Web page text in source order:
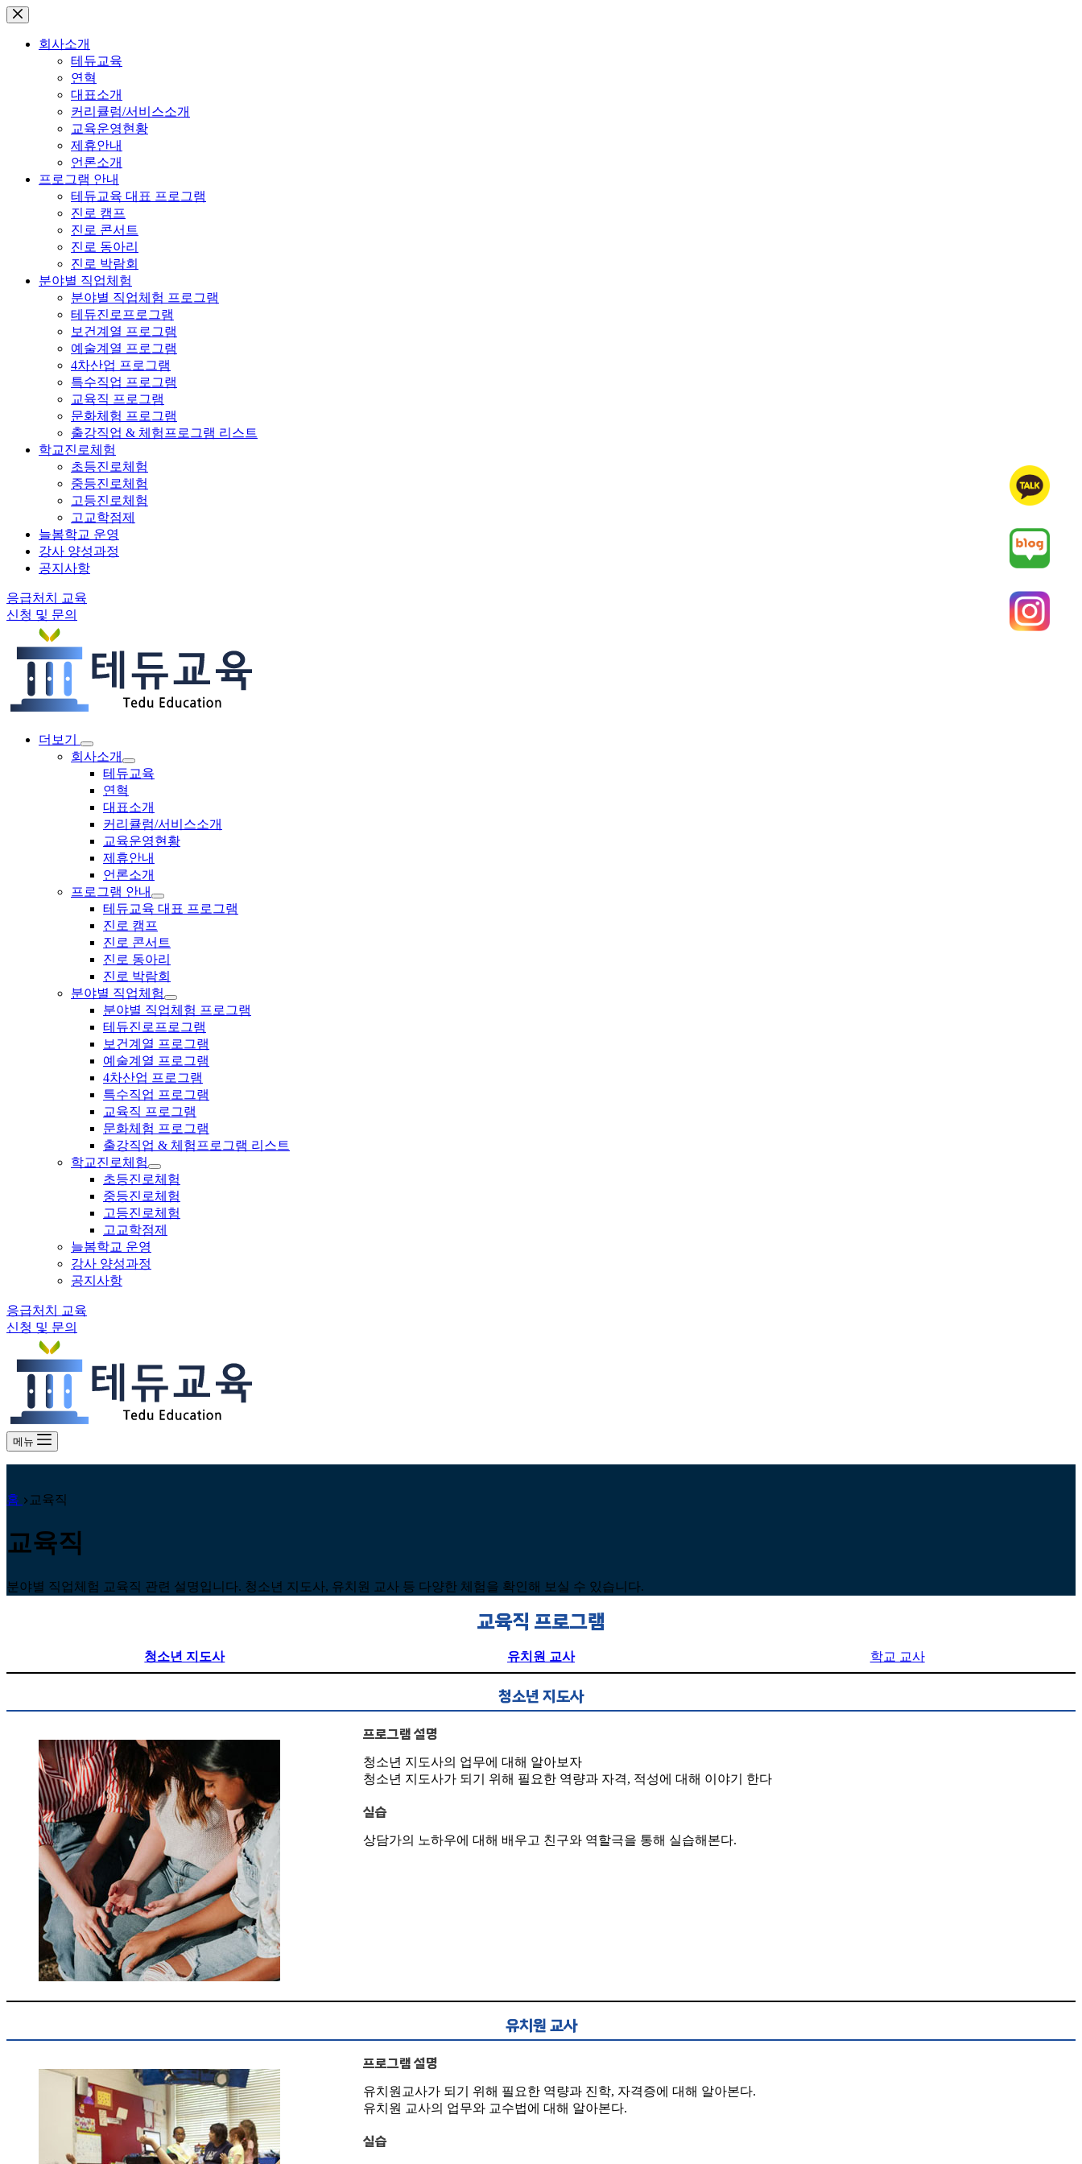
본
회사소개
테듀교육
연혁
대표소개
커리큘럼/서비스소개
교육운영현황
제휴안내
언론소개
프로그램 안내
테듀교육 대표 프로그램
진로 캠프
진로 콘서트
진로 동아리
진로 박람회
분야별 직업체험
분야별 직업체험 프로그램
테듀진로프로그램
보건계열 프로그램
예술계열 프로그램
4차산업 프로그램
특수직업 프로그램
교육직 프로그램
문화체험 프로그램
출강직업 & 체험프로그램 리스트
학교진로체험
초등진로체험
중등진로체험
고등진로체험
고교학점제
늘봄학교 운영
강사 양성과정
공지사항
응급처치 교육
신청 및 문의
더보기
회사소개
테듀교육
연혁
대표소개
커리큘럼/서비스소개
교육운영현황
제휴안내
언론소개
프로그램 안내
테듀교육 대표 프로그램
진로 캠프
진로 콘서트
진로 동아리
진로 박람회
분야별 직업체험
분야별 직업체험 프로그램
테듀진로프로그램
보건계열 프로그램
예술계열 프로그램
4차산업 프로그램
특수직업 프로그램
교육직 프로그램
문화체험 프로그램
출강직업 & 체험프로그램 리스트
학교진로체험
초등진로체험
중등진로체험
고등진로체험
고교학점제
늘봄학교 운영
강사 양성과정
공지사항
응급처치 교육
신청 및 문의
메뉴
홈 교육직
교육직
분야별 직업체험 교육직 관련 설명입니다. 청소년 지도사, 유치원 교사 등 다양한 체험을 확인해 보실 수 있습니다.
교육직 프로그램
청소년 지도사 유치원 교사 학교 교사
청소년 지도사
프로그램 설명
청소년 지도사의 업무에 대해 알아보자
청소년 지도사가 되기 위해 필요한 역량과 자격, 적성에 대해 이야기 한다
실습
상담가의 노하우에 대해 배우고 친구와 역할극을 통해 실습해본다.
유치원 교사
프로그램 설명
유치원교사가 되기 위해 필요한 역량과 진학, 자격증에 대해 알아본다.
유치원 교사의 업무와 교수법에 대해 알아본다.
실습